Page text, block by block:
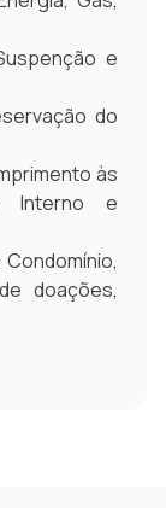
e
do
às
Interno e
doações,